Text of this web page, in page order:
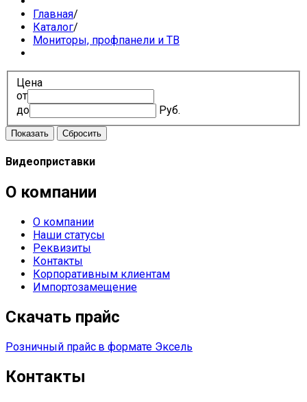
Главная/
Каталог/
Мониторы, профпанели и ТВ
Цена
от
до
Руб.
Видеоприставки
О компании
О компании
Наши статусы
Реквизиты
Контакты
Корпоративным клиентам
Импортозамещение
Скачать прайс
Розничный прайс в формате Эксель
Контакты